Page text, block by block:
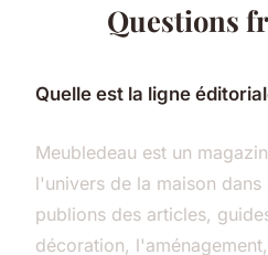
Questions
Quelle est la ligne
Meubledeau est un
l'univers de la maison
publions des articles,
décoration,